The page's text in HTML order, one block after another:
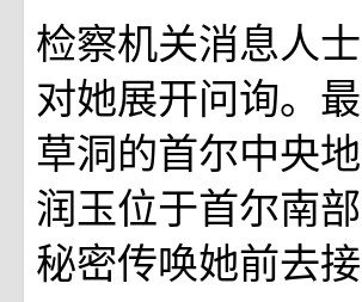
检察机关消息人
对她展开问询。
草洞的首尔中央
润玉位于首尔南
秘密传唤她前去接